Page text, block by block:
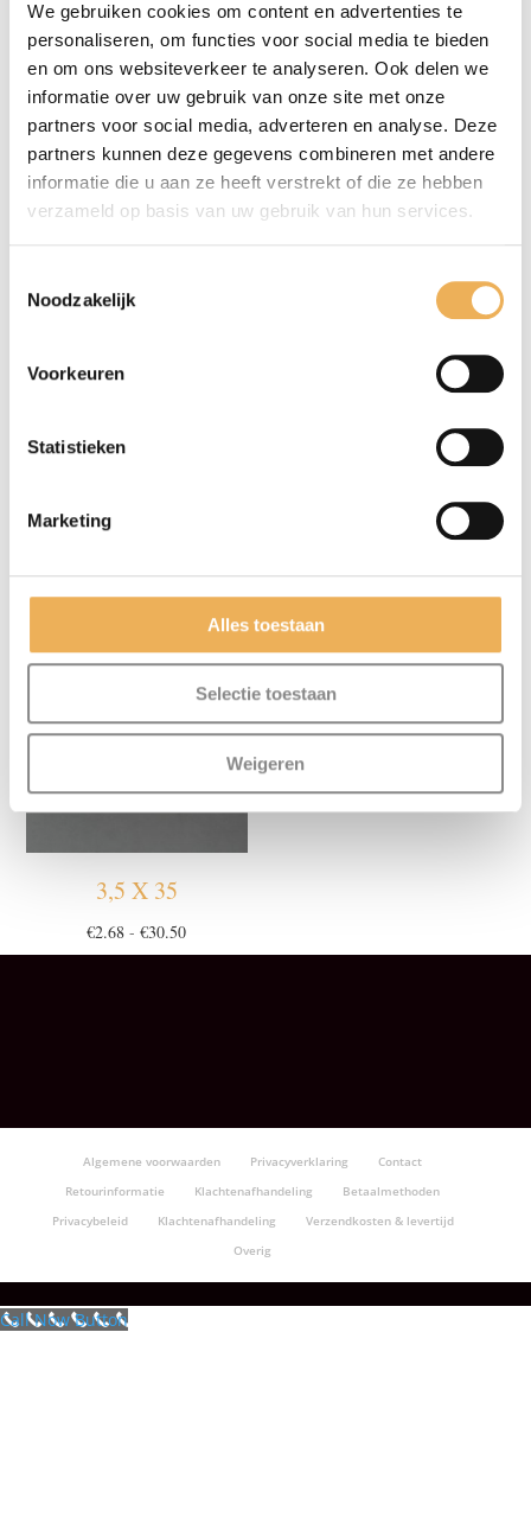
We gebruiken cookies om content en advertenties te
personaliseren, om functies voor social media te bieden
en om ons websiteverkeer te analyseren. Ook delen we
informatie over uw gebruik van onze site met onze
partners voor social media, adverteren en analyse. Deze
partners kunnen deze gegevens combineren met andere
informatie die u aan ze heeft verstrekt of die ze hebben
verzameld op basis van uw gebruik van hun services.
Noodzakelijk
Voorkeuren
Statistieken
Marketing
Alles toestaan
Selectie toestaan
Weigeren
BESCHRIJVING
Schroeven met platte kop en zaaggleuf din
97 messing. Verpakt per 200 stuks. Maat 2,0
mm breed x 10 mm lang.
€2.68 - €30.50Prijsklasse:
€2.68
tot
€2.41 - €30.50Prijsklasse:
tot
3,5 X 35
€2.68 - €30.50Prijsklasse:
€2.68
Algemene voorwaarden Privacyverklaring
Contact
Retourinformatie
Klachtenafhandeling
Betaalmethoden
Privacybeleid
Klachtenafhandeling
Verzendkosten & levertijd
Overig
Call Now Button